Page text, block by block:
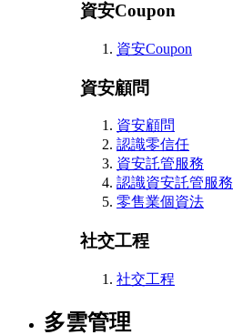
資安Coupon
資安Coupon
資安顧問
資安顧問
認識零信任
資安託管服務
認識資安託管服務
零售業個資法
社交工程
社交工程
多雲管理